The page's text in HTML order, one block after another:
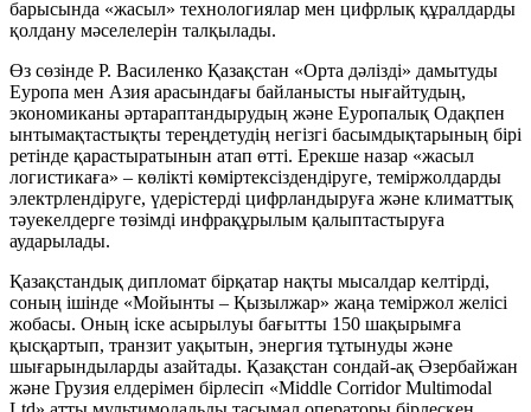
барысында «жасыл» технологиялар мен цифрлық құралдарды
қолдану мәселелерін талқылады.
Өз сөзінде Р. Василенко Қазақстан «Орта дәлізді» дамытуды
Еуропа мен Азия арасындағы байланысты нығайтудың,
экономиканы әртараптандырудың және Еуропалық Одақпен
ынтымақтастықты тереңдетудің негізгі басымдықтарының бірі
ретінде қарастыратынын атап өтті. Ерекше назар «жасыл
логистикаға» – көлікті көміртексіздендіруге, теміржолдарды
электрлендіруге, үдерістерді цифрландыруға және климаттық
тәуекелдерге төзімді инфрақұрылым қалыптастыруға
аударылады.
Қазақстандық дипломат бірқатар нақты мысалдар келтірді,
соның ішінде «Мойынты – Қызылжар» жаңа теміржол желісі
жобасы. Оның іске асырылуы бағытты 150 шақырымға
қысқартып, транзит уақытын, энергия тұтынуды және
шығарындыларды азайтады. Қазақстан сондай-ақ Әзербайжан
және Грузия елдерімен бірлесіп «Middle Corridor Multimodal